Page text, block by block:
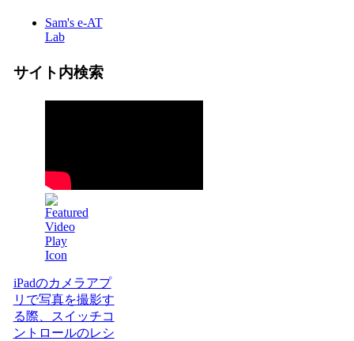
Sam's e-AT
Lab
サイト内検索
iPadのカメラアプ
リで写真を撮影す
る際、スイッチコ
ントロールのレシ